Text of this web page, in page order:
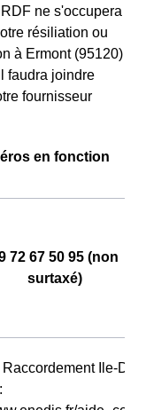
ne s'occupera
résiliation ou
à Ermont (95120)
faudra joindre
fournisseur
en fonction
72 67 50 95 (non
surtaxé)
Ile-De-